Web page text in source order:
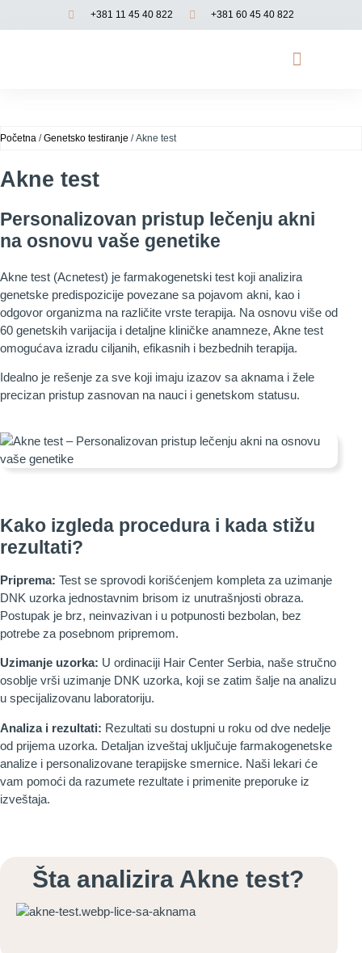
+381 11 45 40 822 +381 60 45 40 822
Početna /Genetsko testiranje / Akne test
Akne test
Personalizovan pristup lečenju akni
na osnovu vaše genetike
Akne test (Acnetest) je farmakogenetski test koji analizira
genetske predispozicije povezane sa pojavom akni, kao i
odgovor organizma na različite vrste terapija. Na osnovu više od
60 genetskih varijacija i detaljne kliničke anamneze, Akne test
omogućava izradu ciljanih, efikasnih i bezbednih terapija.
Idealno je rešenje za sve koji imaju izazov sa aknama i žele
precizan pristup zasnovan na nauci i genetskom statusu.
Kako izgleda procedura i kada stižu
rezultati?
Priprema: Test se sprovodi korišćenjem kompleta za uzimanje
DNK uzorka jednostavnim brisom iz unutrašnjosti obraza.
Postupak je brz, neinvazivan i u potpunosti bezbolan, bez
potrebe za posebnom pripremom.
Uzimanje uzorka: U ordinaciji Hair Center Serbia, naše stručno
osoblje vrši uzimanje DNK uzorka, koji se zatim šalje na analizu
u specijalizovanu laboratoriju.
Analiza i rezultati: Rezultati su dostupni u roku od dve nedelje
od prijema uzorka. Detaljan izveštaj uključuje farmakogenetske
analize i personalizovane terapijske smernice. Naši lekari će
vam pomoći da razumete rezultate i primenite preporuke iz
izveštaja.
Šta analizira Akne test?